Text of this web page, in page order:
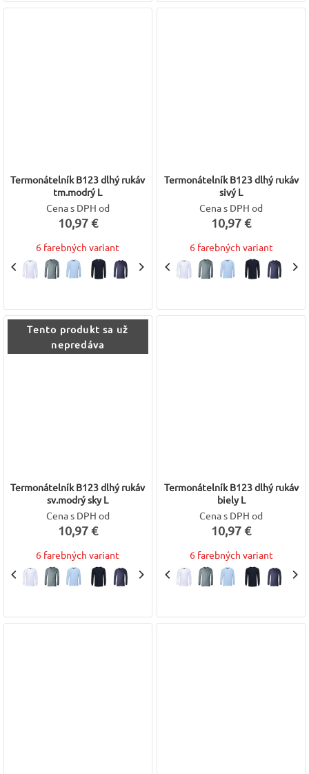
Termonátelník B123 dlhý rukáv
tm.modrý L
Cena s DPH od
10,97 €
6 farebných variant
Termonátelník B123 dlhý rukáv
sivý L
Cena s DPH od
10,97 €
6 farebných variant
Tento produkt sa už
nepredáva
Termonátelník B123 dlhý rukáv
sv.modrý sky L
Cena s DPH od
10,97 €
6 farebných variant
Termonátelník B123 dlhý rukáv
biely L
Cena s DPH od
10,97 €
6 farebných variant